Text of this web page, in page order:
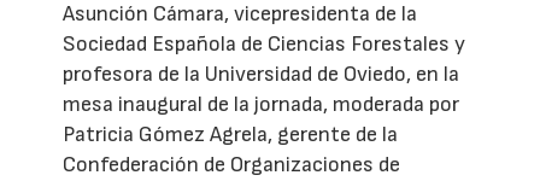
Asunción Cámara, vicepresidenta de la
Sociedad Española de Ciencias Forestales y
profesora de la Universidad de Oviedo, en la
mesa inaugural de la jornada, moderada por
Patricia Gómez Agrela, gerente de la
Confederación de Organizaciones de